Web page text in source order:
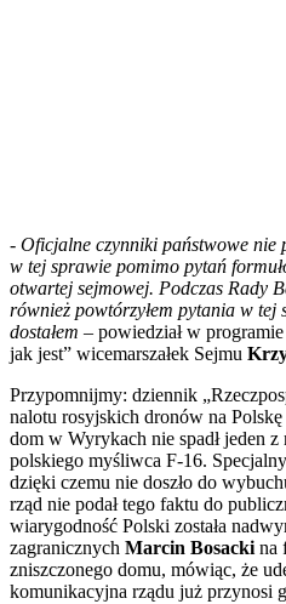
- Oficjalne czynniki państwowe nie
w tej sprawie pomimo pytań
otwartej sejmowej. Podczas Rady
również powtórzyłem pytania w tej
dostałem – powiedział w
jak jest” wicemarszałek Sejmu
Przypomnijmy: dziennik
nalotu rosyjskich dronów na
dom w Wyrykach nie spadł jeden
polskiego myśliwca F-16.
dzięki czemu nie doszło do
rząd nie podał tego faktu do
wiarygodność Polski została
zagranicznych Marcin Bosacki na
zniszczonego domu, mówiąc, że
komunikacyjna rządu już przynosi